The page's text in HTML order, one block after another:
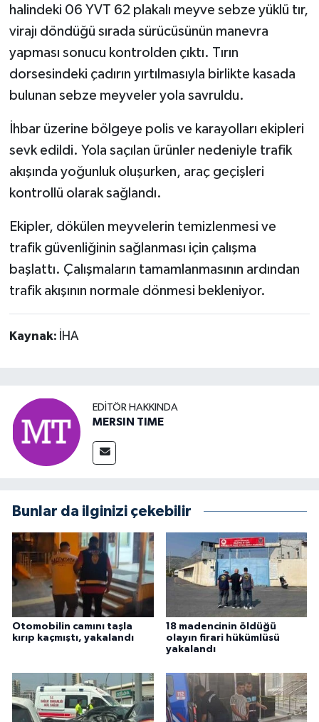
halindeki 06 YVT 62 plakalı meyve sebze yüklü tır,
virajı döndüğü sırada sürücüsünün manevra
yapması sonucu kontrolden çıktı. Tırın
dorsesindeki çadırın yırtılmasıyla birlikte kasada
bulunan sebze meyveler yola savruldu.
İhbar üzerine bölgeye polis ve karayolları ekipleri
sevk edildi. Yola saçılan ürünler nedeniyle trafik
akışında yoğunluk oluşurken, araç geçişleri
kontrollü olarak sağlandı.
Ekipler, dökülen meyvelerin temizlenmesi ve
trafik güvenliğinin sağlanması için çalışma
başlattı. Çalışmaların tamamlanmasının ardından
trafik akışının normale dönmesi bekleniyor.
Kaynak: İHA
EDITÖR HAKKINDA
MERSIN TIME
Bunlar da ilginizi çekebilir
Otomobilin camını taşla
kırıp kaçmıştı, yakalandı
18 madencinin öldüğü
olayın firari hükümlüsü
yakalandı